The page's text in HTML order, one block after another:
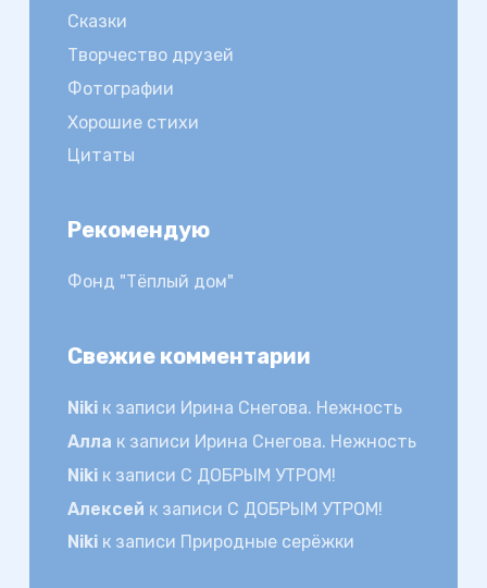
Сказки
Творчество друзей
Фотографии
Хорошие стихи
Цитаты
Рекомендую
Фонд "Тёплый дом"
Свежие комментарии
Nikiк записи Ирина Снегова. Нежность
Алла к записи Ирина Снегова. Нежность
Nikiк записи С ДОБРЫМ УТРОМ!
Алексей к записи С ДОБРЫМ УТРОМ!
Nikiк записи Природные серёжки